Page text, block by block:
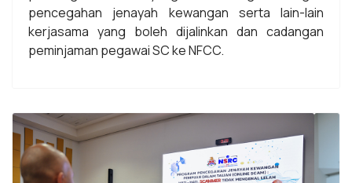
pencegahan jenayah kewangan serta lain-lain
kerjasama yang boleh dijalinkan dan cadangan
peminjaman pegawai SC ke NFCC.